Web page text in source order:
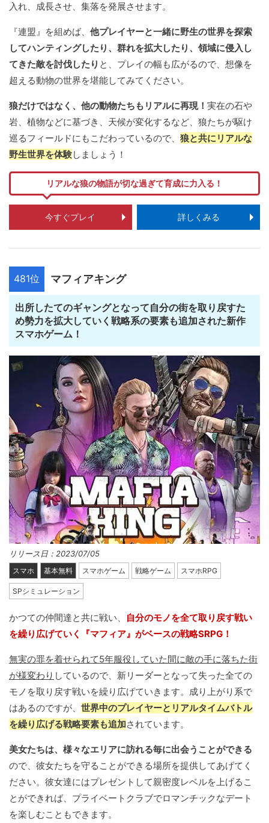
入れ、成長させ、集落を発展させます。
『連盟』を組めば、 他プレイヤーと一緒に野生の世界を探索
してハンティングしたり、群れを拡大したり、領域に侵入し
てきた敵を討伐したり と、プレイの幅も広がるので、想像を
超える動物の世界を堪能してみてください。
狼だけではなく、他の動物たちもリアルに再現！ 実在の石や
岩、植物などに基づき、天候が変化するなど、狼たちが駆け
巡るフィールドにもこだわっているので、 狼と共にリアルな
野生世界を体験しましょう！
リアルな狼の物語が切な過ぎて育成に力入る！
今すぐプレイ 詳しくみる
481位 マフィアキング
出所したてのギャングとなって自分の街を取り戻すた
め勢力を拡大していく戦略系の要素も追加された新作
スマホゲーム！
リリース日：2023/07/05
スマホ 基本無料 スマホゲーム 戦略ゲーム スマホRPG
SPシミュレーション
かつての仲間達と共に戦い、
自分のモノを全て取り戻す戦い
を繰り広げていく『マフィア』がベースの戦略SRPG！
無実の罪を着せられて5年服役していた間に敵の手に落ちた街
が様変わり しているので、新リーダーとなって失った全ての
モノを取り戻す戦いを繰り広げていきます。成り上がり系で
はあるのですが、 世界中のプレイヤーとリアルタイムバトル
を繰り広げる戦略要素も追加されています。
美女たちは、様々なエリアに訪れる毎に出会うことができる
ので、彼女たちを守ることができる場所を提供してあげてく
ださい。彼女達にはプレゼントして親密度レベルを上げるこ
とができれば、プライベートクラブでロマンチックなデート
を楽しむこともできます。